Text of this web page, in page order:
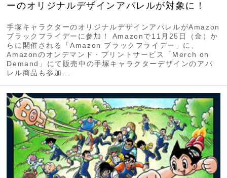
ーのオリジナルデザインアパレルが対象に！
手塚キャラクターのオリジナルデザインアパレルがAmazon
ブラックフライデーに参加！ Amazonで11月25日（金）か
らに開催される「Amazon ブラックフライデー」に、
Amazonのオンデマンド・プリントサービス「Merch on
Demand」にて販売中の手塚キャラクターデザインのアパ
レル商品も参加...